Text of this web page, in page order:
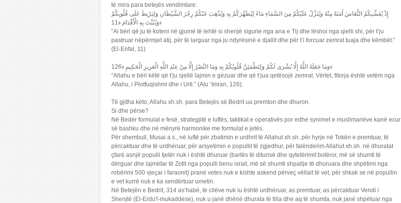
të mira para betejës vendimtare:
إِذْ يُغَشِّيكُمُ النُّعَاسَ أَمَنَةً مِنْهُ وَيُنَزِّلُ عَلَيْكُمْ مِنَ السَّمَاءِ مَاءً لِيُطَهِّرَكُمْ بِهِ وَيُذْهِبَ عَنْكُمْ رِجْزَ الشَّيْطَانِ وَلِيَرْبِطَ عَلَى قُلُوبِكُمْ
وَيُثَبِّتَ بِهِ الْأَقْدَامَ ﴿11﴾
“Ai bëri që ju të koteni në gjumë të lehtë si shenjë sigurie nga ana e Tij dhe lëshoi nga qielli shi, për t’ju
pastruar nëpërmjet atij, për të larguar nga ju ndyrësinë e djallit dhe për t’i forcuar zemrat tuaja dhe këmbët.”
(El-Enfal, 11)
وَمَا جَعَلَهُ اللَّهُ إِلَّا بُشْرَى لَكُمْ وَلِتَطْمَئِنَّ قُلُوبُكُمْ بِهِ وَمَا النَّصْرُ إِلَّا مِنْ عِنْدِ اللَّهِ الْعَزِيزِ الْحَكِيمِ ﴿126﴾
“Allahu e bëri këtë që t’ju sjellë lajmin e gëzuar dhe që t’jua qetësojë zemrat. Vërtet, fitorja është vetëm nga
Allahu, i Plotfuqishmi dhe i Urti.” (Alu ‘Imran, 126).
Të gjitha këto, Allahu xh.sh. para Betejës së Bedrit ua premton dhe dhuron.
Si dhe përse?
Në Bedër formulat e fesë, strategjitë e luftës, taktikat e operativës por edhe synimet e muslimanëve kanë ecur
së bashku dhe në mënyrë harmonike me formulat e jetës.
Për shembull, Musai a.s., në luftë për zbatimin e urdhrit të Allahut xh.sh. për hyrje në Tokën e premtuar, të
përcaktuar dhe të urdhëruar, për arsyetimin e popullit të zgjedhur, për falënderim Allahut xh.sh. në dhuratat
çfarë asnjë populli tjetër nuk i është dhuruar (bartës të diturisë dhe qytetërimit botëror, më së shumti të
dërguar dhe lajmëtar të Zotit nga populli benu israil, më së shumti shpallje të dhuruara dhe shpëtimi nga
robërimi 500 vjeçar i faraonit) pranë vetes nuk e kishte askend përveç vëllait të vet, për shkak se në popullin
e vet kurrë nuk e ka sendërtuar umetin.
Në Betejën e Bedrit, 314 as’habë, të cilëve nuk iu është urdhëruar, as premtuar, as përcaktuar Vendi i
Shenjtë (El-Erdu'l-mukaddese), nuk u janë dhënë dhurata të tilla dhe aq të shumta, nuk janë shpëtuar nga